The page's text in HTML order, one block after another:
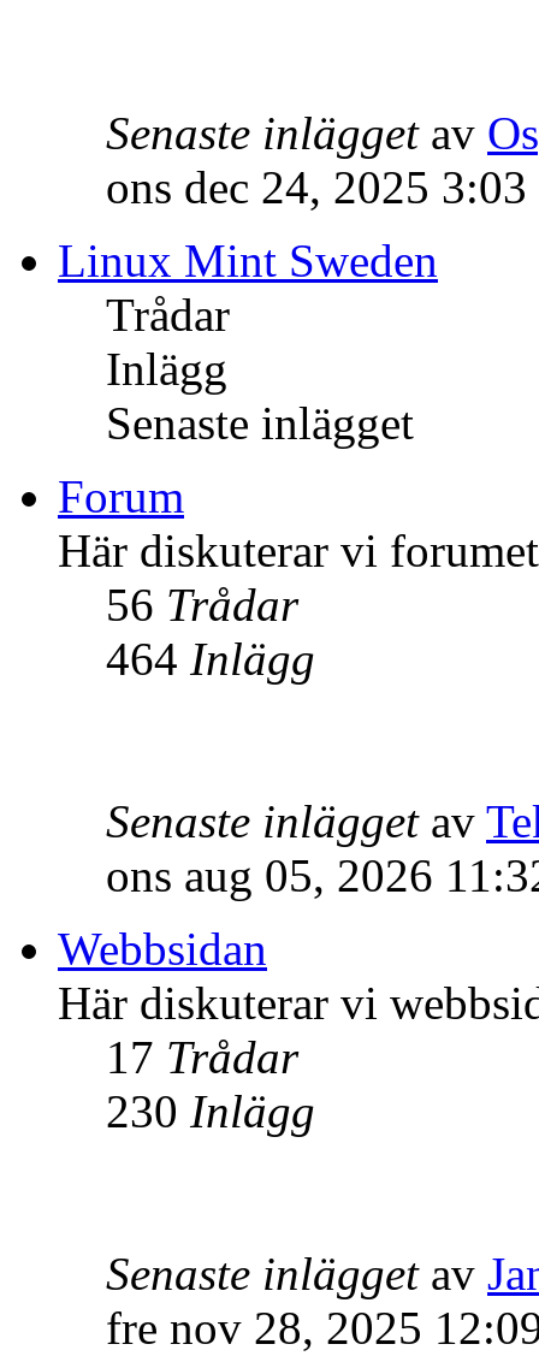
Senaste inläggetav
ons dec 24, 2025
Linux Mint Sweden
Trådar
Inlägg
Senaste inlägget
Forum
Här diskuterar vi
56 Trådar
464 Inlägg
Senaste inläggetav
ons aug 05, 2026
Webbsidan
Här diskuterar vi
17 Trådar
230 Inlägg
Senaste inläggetav
fre nov 28, 2025